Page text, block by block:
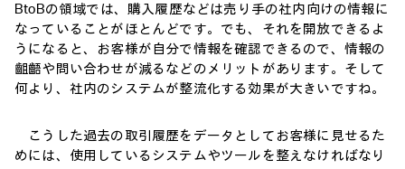
BtoBの領域では、購入履歴などは売り手の社内向けの情報に
なっていることがほとんどです。でも、それを開放できるよ
うになると、お客様が自分で情報を確認できるので、情報の
齟齬や問い合わせが減るなどのメリットがあります。そして
何より、社内のシステムが整流化する効果が大きいですね。
こうした過去の取引履歴をデータとしてお客様に見せるた
めには、使用しているシステムやツールを整えなければなり